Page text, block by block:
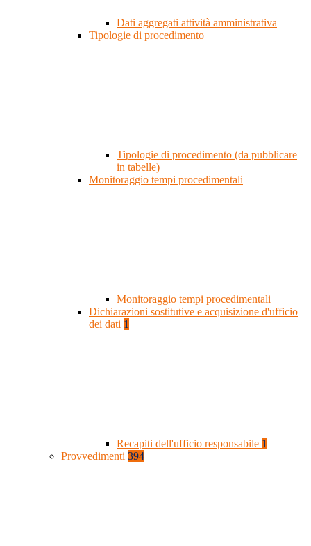
Dati aggregati attività amministrativa
Tipologie di procedimento
Tipologie di procedimento (da pubblicare
in tabelle)
Monitoraggio tempi procedimentali
Monitoraggio tempi procedimentali
Dichiarazioni sostitutive e acquisizione d'ufficio
dei dati 1
Recapiti dell'ufficio responsabile 1
Provvedimenti 394